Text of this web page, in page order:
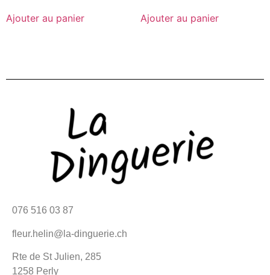
Ajouter au panier Ajouter au panier
076 516 03 87
fleur.helin@la-dinguerie.ch
Rte de St Julien, 285
1258 Perly